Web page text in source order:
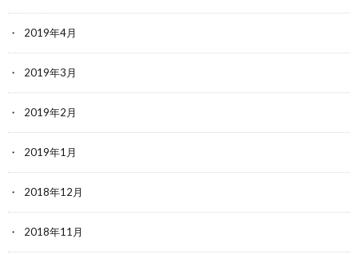
2019年4月
2019年3月
2019年2月
2019年1月
2018年12月
2018年11月